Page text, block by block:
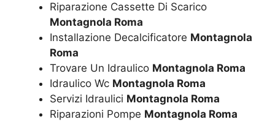
Riparazione Cassette Di Scarico
Montagnola Roma
Installazione Decalcificatore Montagnola
Roma
Trovare Un Idraulico Montagnola Roma
Idraulico Wc Montagnola Roma
Servizi Idraulici Montagnola Roma
Riparazioni Pompe Montagnola Roma